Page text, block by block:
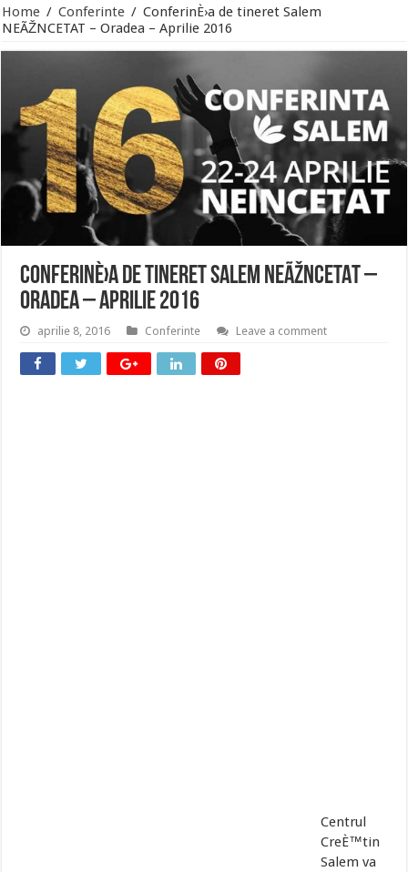
Home / Conferinte / ConferinÈ›a de tineret Salem
NEÃŽNCETAT – Oradea – Aprilie 2016
ConferinÈ›a de tineret Salem NEÃŽNCETAT –
Oradea – Aprilie 2016
aprilie 8, 2016 Conferinte Leave a comment
Centrul
CreÈ™tin
Salem va